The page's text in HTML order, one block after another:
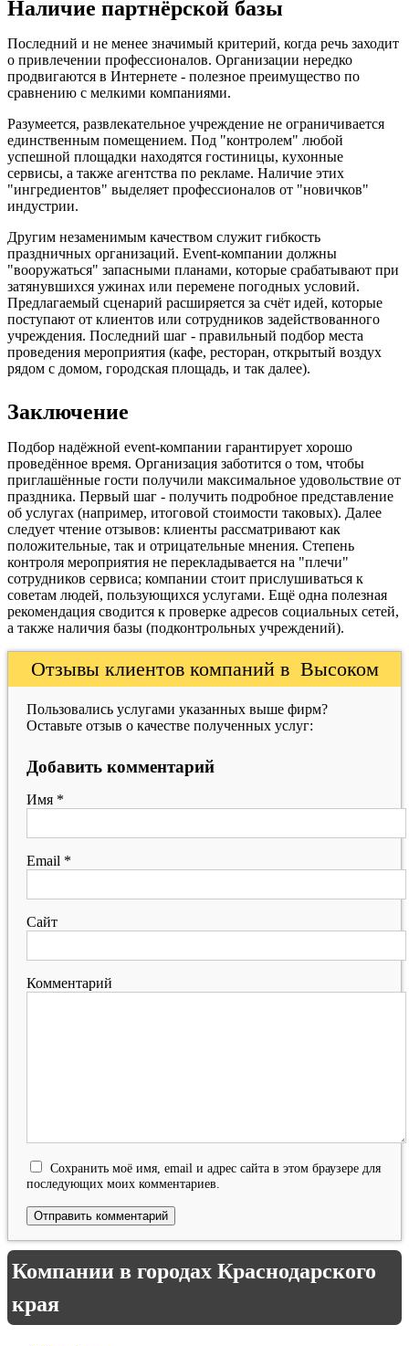
Наличие партнёрской базы
Последний и не менее значимый критерий, когда речь заходит
о привлечении профессионалов. Организации нередко
продвигаются в Интернете - полезное преимущество по
сравнению с мелкими компаниями.
Разумеется, развлекательное учреждение не ограничивается
единственным помещением. Под "контролем" любой
успешной площадки находятся гостиницы, кухонные
сервисы, а также агентства по рекламе. Наличие этих
"ингредиентов" выделяет профессионалов от "новичков"
индустрии.
Другим незаменимым качеством служит гибкость
праздничных организаций. Event-компании должны
"вооружаться" запасными планами, которые срабатывают при
затянувшихся ужинах или перемене погодных условий.
Предлагаемый сценарий расширяется за счёт идей, которые
поступают от клиентов или сотрудников задействованного
учреждения. Последний шаг - правильный подбор места
проведения мероприятия (кафе, ресторан, открытый воздух
рядом с домом, городская площадь, и так далее).
Заключение
Подбор надёжной event-компании гарантирует хорошо
проведённое время. Организация заботится о том, чтобы
приглашённые гости получили максимальное удовольствие от
праздника. Первый шаг - получить подробное представление
об услугах (например, итоговой стоимости таковых). Далее
следует чтение отзывов: клиенты рассматривают как
положительные, так и отрицательные мнения. Степень
контроля мероприятия не перекладывается на "плечи"
сотрудников сервиса; компании стоит прислушиваться к
советам людей, пользующихся услугами. Ещё одна полезная
рекомендация сводится к проверке адресов социальных сетей,
а также наличия базы (подконтрольных учреждений).
Отзывы клиентов компаний в Высоком
Пользовались услугами указанных выше фирм?
Оставьте отзыв о качестве полученных услуг:
Добавить комментарий
Имя *
Email *
Сайт
Комментарий
Сохранить моё имя, email и адрес сайта в этом браузере для
последующих моих комментариев.
Компании в городах Краснодарского
края